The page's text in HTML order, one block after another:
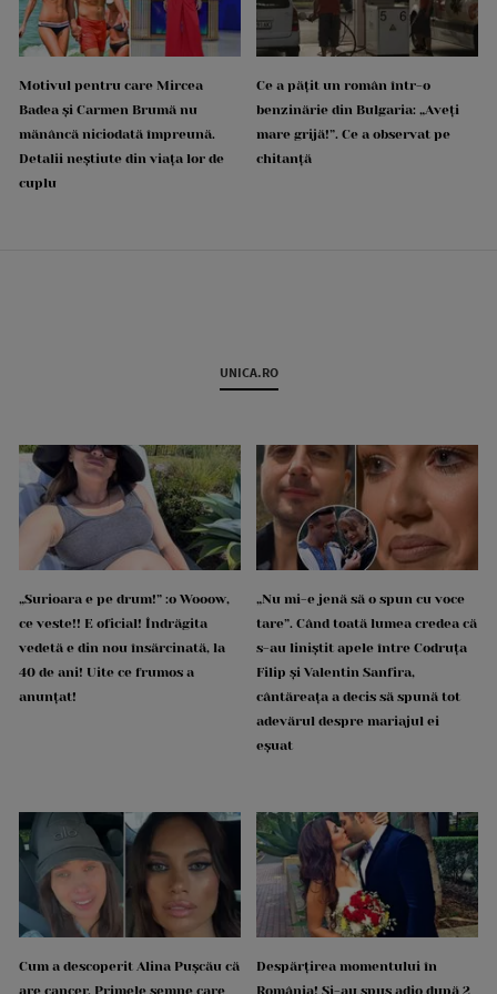
Motivul pentru care Mircea
Badea și Carmen Brumă nu
mănâncă niciodată împreună.
Detalii neștiute din viața lor de
cuplu
Ce a pățit un român într-o
benzinărie din Bulgaria: „Aveți
mare grijă!”. Ce a observat pe
chitanță
UNICA.RO
„Surioara e pe drum!” :o Wooow,
ce veste!! E oficial! Îndrăgita
vedetă e din nou însărcinată, la
40 de ani! Uite ce frumos a
anunțat!
„Nu mi-e jenă să o spun cu voce
tare”. Când toată lumea credea că
s-au liniștit apele între Codruța
Filip și Valentin Sanfira,
cântăreața a decis să spună tot
adevărul despre mariajul ei
eșuat
Cum a descoperit Alina Pușcău că
are cancer. Primele semne care
Despărțirea momentului în
România! Și-au spus adio după 2